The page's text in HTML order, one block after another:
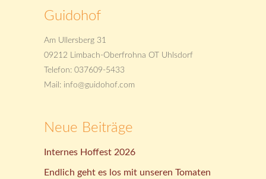
Guidohof
Am Ullersberg 31
09212 Limbach-Oberfrohna OT Uhlsdorf
Telefon: 037609-5433
Mail: info@guidohof.com
Neue Beiträge
Internes Hoffest 2026
Endlich geht es los mit unseren Tomaten